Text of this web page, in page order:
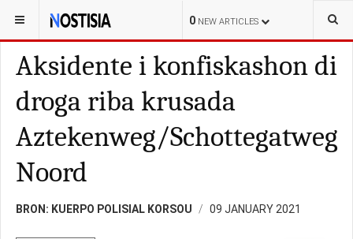
0 NEW ARTICLES
YOU ARE HERE: CURAÇAO KORTE-POLISIAL
Aksidente i konfiskashon di
droga riba krusada
Aztekenweg/Schottegatweg
Noord
BRON: KUERPO POLISIAL KORSOU 09 JANUARY 2021